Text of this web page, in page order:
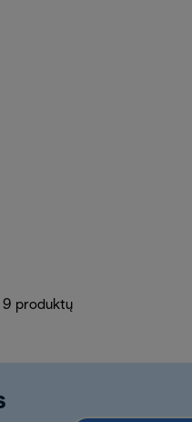
9 produktų